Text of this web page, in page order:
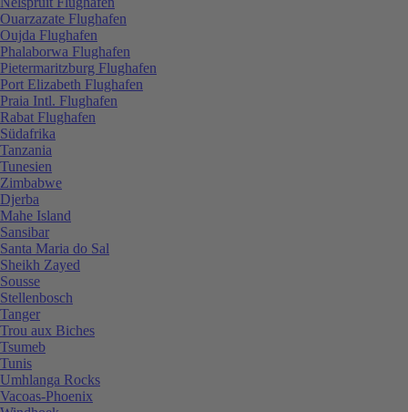
Ouarzazate Flughafen
Oujda Flughafen
Phalaborwa Flughafen
Pietermaritzburg Flughafen
Port Elizabeth Flughafen
Praia Intl. Flughafen
Rabat Flughafen
Südafrika
Tanzania
Tunesien
Zimbabwe
Djerba
Mahe Island
Sansibar
Santa Maria do Sal
Sheikh Zayed
Sousse
Stellenbosch
Tanger
Trou aux Biches
Tsumeb
Tunis
Umhlanga Rocks
Vacoas-Phoenix